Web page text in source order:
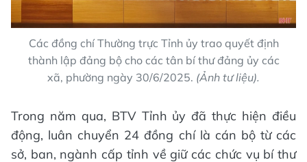
Các đồng chí Thường trực Tỉnh ủy trao quyết định
thành lập đảng bộ cho các tân bí thư đảng ủy các
xã, phường ngày 30/6/2025. (Ảnh tư liệu).
Trong năm qua, BTV Tỉnh ủy đã thực hiện điều
động, luân chuyển 24 đồng chí là cán bộ từ các
sở, ban, ngành cấp tỉnh về giữ các chức vụ bí thư